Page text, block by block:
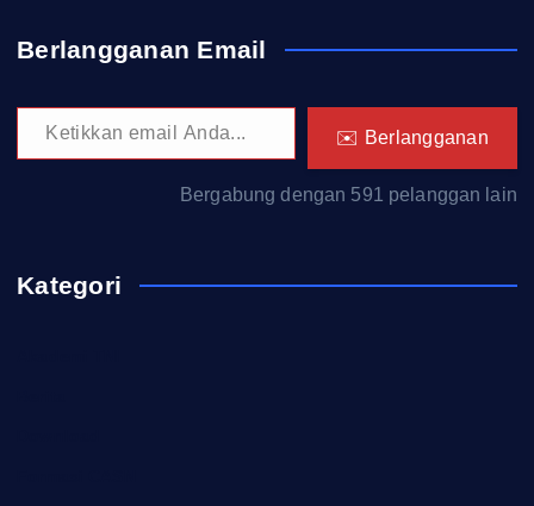
Berlangganan Email
Ketikkan email Anda...
✉️ Berlangganan
Bergabung dengan 591 pelanggan lain
Kategori